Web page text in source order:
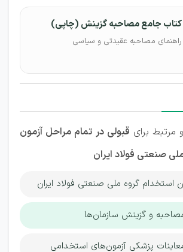
کتاب جامع مصاحبه گزینش (چاپی)
راهنمای مصاحبه عقیدتی و سیاسی
برای قبولی در تمام مراحل آزمون
صنعتی فولاد ایران
استخدام گروه ملی صنعتی فولاد ایران
و گزینش سازمان‌ها
پزشکی آزمون‌های استخدامی